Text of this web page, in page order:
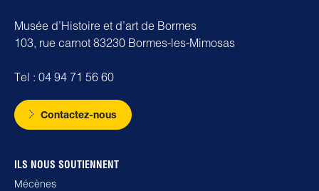
Musée d’Histoire et d’art de Bormes
103, rue carnot 83230 Bormes-les-Mimosas
Tel : 04 94 71 56 60
Contactez-nous
ILS NOUS SOUTIENNENT
Mécènes